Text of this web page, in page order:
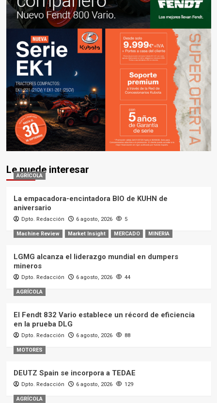
Le puede interesar
AGRÍCOLA
La empacadora-encintadora BIO de KUHN de
aniversario
Dpto. Redacción 6 agosto, 2026 5
Machine Review Market Insight MERCADO MINERIA
LGMG alcanza el liderazgo mundial en dumpers
mineros
Dpto. Redacción 6 agosto, 2026 44
AGRÍCOLA
El Fendt 832 Vario establece un récord de eficiencia
en la prueba DLG
Dpto. Redacción 6 agosto, 2026 88
MOTORES
DEUTZ Spain se incorpora a TEDAE
Dpto. Redacción 6 agosto, 2026 129
AGRÍCOLA